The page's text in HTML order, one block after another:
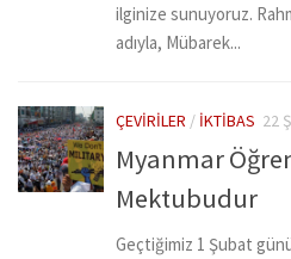
ilginize sunuyoruz.
adıyla, Mübarek...
ÇEVIRILER / İKTIBAS 22
Myanmar
Mektubudur
Geçtiğimiz 1 Şubat